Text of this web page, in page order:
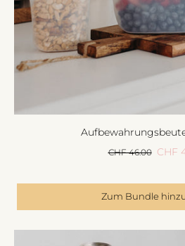
CHF 46.00 CHF
Zum Bundle